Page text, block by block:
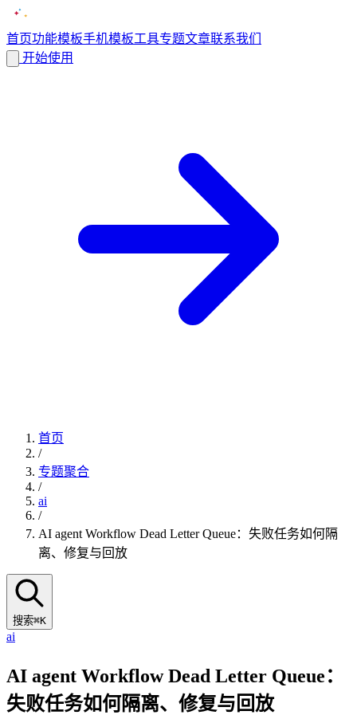
首页功能模板手机模板工具专题文章联系我们
开始使用
首页
/
专题聚合
/
ai
/
AI agent Workflow Dead Letter Queue：失败任务如何隔
离、修复与回放
搜索⌘K
ai
AI agent Workflow Dead Letter Queue：
失败任务如何隔离、修复与回放